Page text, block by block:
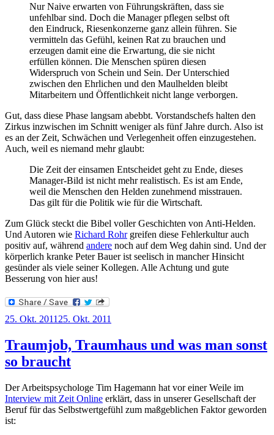
Nur Naive erwarten von Führungskräften, dass sie
unfehlbar sind. Doch die Manager pflegen selbst oft
den Eindruck, Riesenkonzerne ganz allein führen. Sie
vermitteln das Gefühl, keinen Rat zu brauchen und
erzeugen damit eine die Erwartung, die sie nicht
erfüllen können. Die Menschen spüren diesen
Widerspruch von Schein und Sein. Der Unterschied
zwischen den Ehrlichen und den Maulhelden bleibt
Mitarbeitern und Öffentlichkeit nicht lange verborgen.
Gut, dass diese Phase langsam abebbt. Vorstandschefs halten den
Zirkus inzwischen im Schnitt weniger als fünf Jahre durch. Also ist
es an der Zeit, Schwächen und Verlegenheit offen einzugestehen.
Auch, weil es niemand mehr glaubt:
Die Zeit der einsamen Entscheidet geht zu Ende, dieses
Manager-Bild ist nicht mehr realistisch. Es ist am Ende,
weil die Menschen den Helden zunehmend misstrauen.
Das gilt für die Politik wie für die Wirtschaft.
Zum Glück steckt die Bibel voller Geschichten von Anti-Helden.
Und Autoren wie Richard Rohrgreifen diese Fehlerkultur auch
positiv auf, während andere noch auf dem Weg dahin sind. Und der
körperlich kranke Peter Bauer ist seelisch in mancher Hinsicht
gesünder als viele seiner Kollegen. Alle Achtung und gute
Besserung von hier aus!
Veröffentlicht
25. Okt. 2011 25. Okt. 2011
Traumjob, Traumhaus und was man sonst
so braucht
Der Arbeitspsychologe Tim Hagemann hat vor einer Weile im
Interview mit Zeit Online erklärt, dass in unserer Gesellschaft der
Beruf für das Selbstwertgefühl zum maßgeblichen Faktor geworden
ist: